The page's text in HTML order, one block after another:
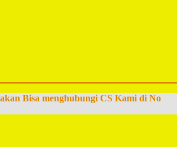
Bisa menghubungi CS Kami di No